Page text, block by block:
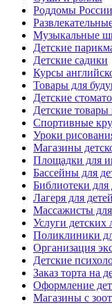
Роддомы России
Музыкальные
Детские
Детские садики
Курсы
Товары для
Детские
Детские товары
Спортивные
Уроки
Магазины
Площадки для
Бассейны для
Библиотеки для
Лагеря для
Массажисты
Услуги детских
Поликлиники
Организация
Детские
Заказ торта на
Оформление
Магазины с